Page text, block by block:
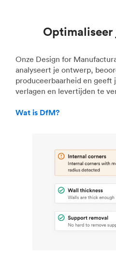
Onze Design for
analyseert je ontwerp,
produceerbaarheid en geeft
verlagen en levertijden te
Wat is DfM?